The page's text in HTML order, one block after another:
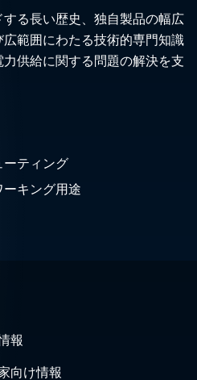
る長い歴史、独自製品の幅広
範囲にわたる技術的専門知識
供給に関する問題の解決を支
ーティング
キング用途
報
向け情報